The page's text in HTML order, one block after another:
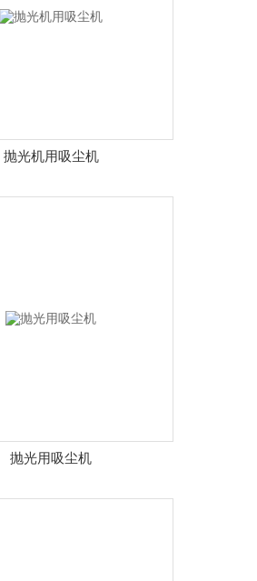
抛光机用吸尘机
抛光用吸尘机